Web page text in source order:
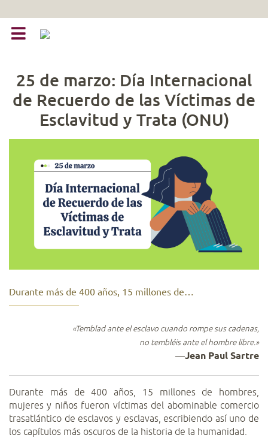
25 de marzo: Día Internacional
de Recuerdo de las Víctimas de
Esclavitud y Trata (ONU)
Durante más de 400 años, 15 millones de…
«Temblad ante el esclavo cuando rompe sus cadenas,
no tembléis ante el hombre libre.»
—Jean Paul Sartre
Durante más de 400 años, 15 millones de hombres,
mujeres y niños fueron víctimas del abominable comercio
trasatlántico de esclavos y esclavas, escribiendo así uno de
los capítulos más oscuros de la historia de la humanidad.